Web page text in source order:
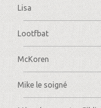
Lisa
Lootfbat
McKoren
Mike le soigné